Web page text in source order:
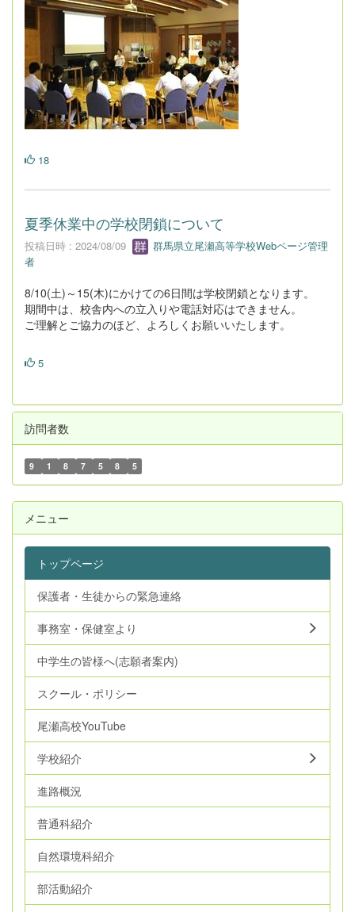
18
夏季休業中の学校閉鎖について
投稿日時 : 2024/08/09
群馬県立尾瀬高等学校Webページ管理
者
8/10(土)～15(木)にかけての6日間は学校閉鎖となります。
期間中は、校舎内への立入りや電話対応はできません。
ご理解とご協力のほど、よろしくお願いいたします。
5
訪問者数
9 1 8 7 5 8 5
メニュー
トップページ
保護者・生徒からの緊急連絡
事務室・保健室より
中学生の皆様へ(志願者案内)
スクール・ポリシー
尾瀬高校YouTube
学校紹介
進路概況
普通科紹介
自然環境科紹介
部活動紹介